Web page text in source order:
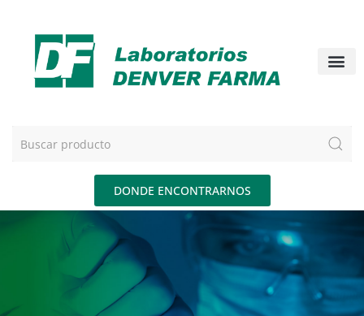
DONDE ENCONTRARNOS